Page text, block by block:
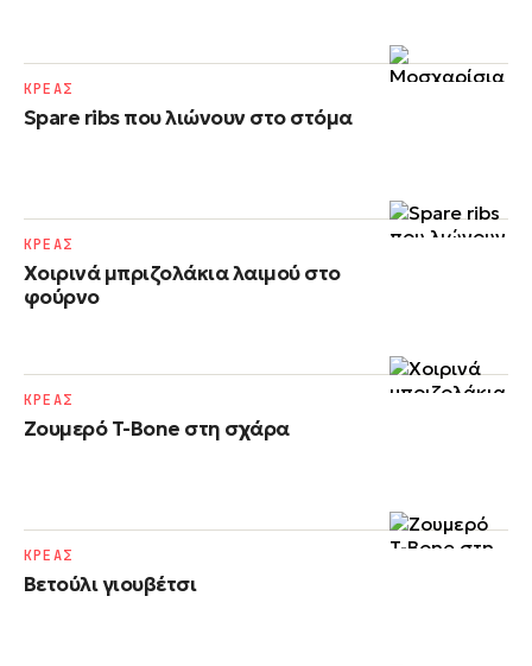
Spare ribs που λιώνουν στο στόμα
ΚΡΕΑΣ
Χοιρινά μπριζολάκια λαιμού στο
φούρνο
ΚΡΕΑΣ
Ζουμερό T-Bone στη σχάρα
ΚΡΕΑΣ
Βετούλι γιουβέτσι
ΚΡΕΑΣ